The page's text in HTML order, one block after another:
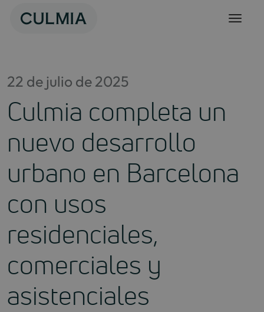
22 de julio de 2025
Culmia completa un
nuevo desarrollo
urbano en Barcelona
con usos
residenciales,
comerciales y
asistenciales